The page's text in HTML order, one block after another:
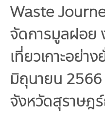
Waste
จัดการมูลฝอย
เที่ยวเกาะอย่า
มิถุนายน 2566
จังหวัดสุราษฎ